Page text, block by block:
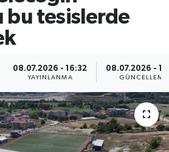
bu tesislerde
08.07.2026 - 16:32
YAYINLANMA
08.07.2026 -
GÜNCELLEME